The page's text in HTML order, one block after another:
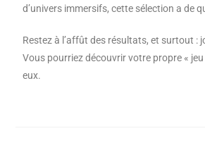
d’univers immersifs, cette sélection a de
Restez à l’affût des résultats, et surtout :
Vous pourriez découvrir votre propre « jeu
eux.